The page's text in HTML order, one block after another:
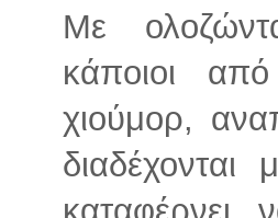
Με
κάποιοι
χιούμορ,
καταφέρνει